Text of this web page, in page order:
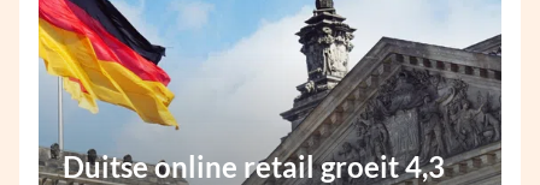
Duitse online retail groeit 4,3